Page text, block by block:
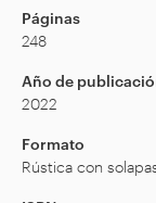
Páginas
248
Año de
2022
Formato
Rústica con